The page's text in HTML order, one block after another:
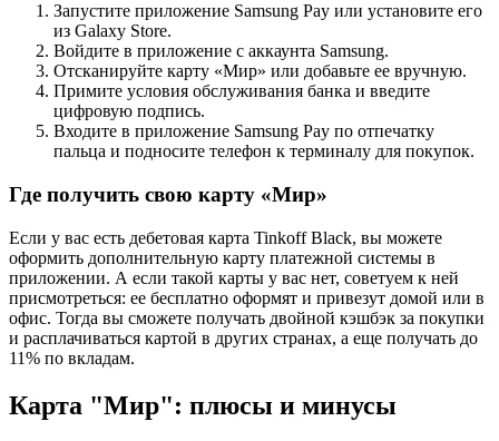
Запустите приложение Samsung Pay или установите его
из Galaxy Store.
Войдите в приложение с аккаунта Samsung.
Отсканируйте карту «Мир» или добавьте ее вручную.
Примите условия обслуживания банка и введите
цифровую подпись.
Входите в приложение Samsung Pay по отпечатку
пальца и подносите телефон к терминалу для покупок.
Где получить свою карту «Мир»
Если у вас есть дебетовая карта Tinkoff Black, вы можете
оформить дополнительную карту платежной системы в
приложении. А если такой карты у вас нет, советуем к ней
присмотреться: ее бесплатно оформят и привезут домой или в
офис. Тогда вы сможете получать двойной кэшбэк за покупки
и расплачиваться картой в других странах, а еще получать до
11% по вкладам.
Карта "Мир": плюсы и минусы